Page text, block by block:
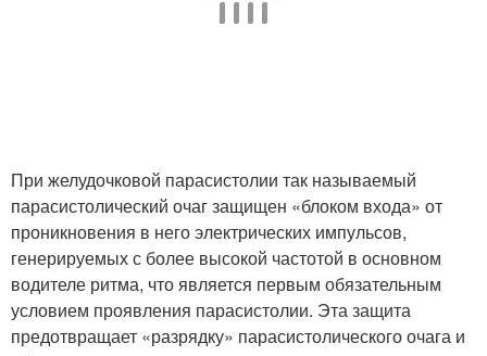
При желудочковой парасистолии так называемый
парасистолический очаг защищен «блоком входа» от
проникновения в него электрических импульсов,
генерируемых с более высокой частотой в основном
водителе ритма, что является первым обязательным
условием проявления парасистолии. Эта защита
предотвращает «разрядку» парасистолического очага и